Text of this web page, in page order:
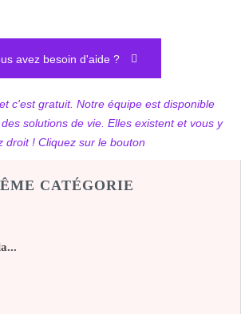
avez besoin d'aide ?
c'est gratuit. Notre équipe est disponible
solutions de vie. Elles existent et vous y
droit ! Cliquez sur le bouton
CATÉGORIE